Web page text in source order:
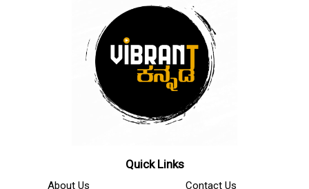
Quick Links
About Us Contact Us